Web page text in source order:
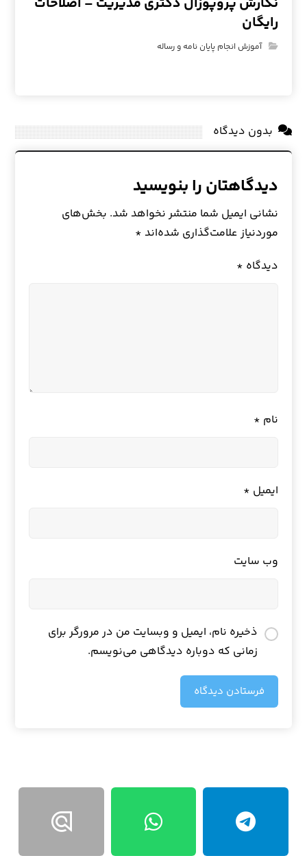
رایگان
آموزش انجام پایان نامه و رساله
بدون دیدگاه
دیدگاهتان را بنویسید
نشانی ایمیل شما منتشر نخواهد شد. بخش‌های
موردنیاز علامت‌گذاری شده‌اند *
دیدگاه *
نام *
ایمیل *
وب‌ سایت
ذخیره نام، ایمیل و وبسایت من در مرورگر برای
زمانی که دوباره دیدگاهی می‌نویسم.
فرستادن دیدگاه